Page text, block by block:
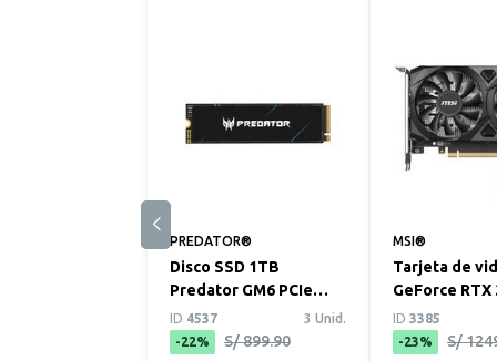
PREDATOR®
Disco SSD 1TB
Predator GM6 PCIe
Gen4
ID 4537
3 Unid.
-22%
S/ 899.90
MSI®
Tarjeta de
GeForce RTX
MSI Ventus
ID 3385
-23%
S/